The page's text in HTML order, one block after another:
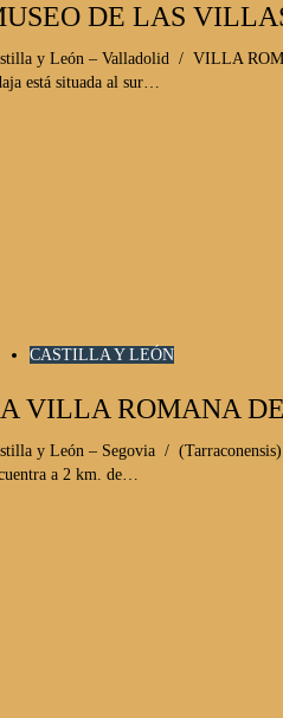
DE LAS
y León – Valladolid / VILLA
está situada al sur…
CASTILLA Y LEÓN
VILLA ROMANA
y León – Segovia /
a 2 km. de…